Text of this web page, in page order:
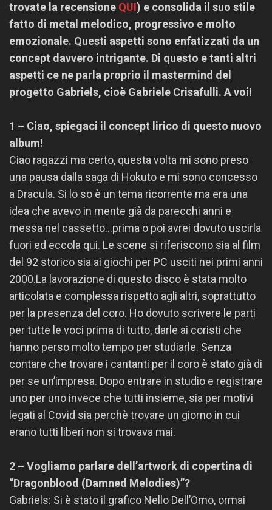
trovate la recensione QUI) e consolida il suo stile
fatto di metal melodico, progressivo e molto
emozionale. Questi aspetti sono enfatizzati da un
concept davvero intrigante. Di questo e tanti altri
aspetti ce ne parla proprio il mastermind del
progetto Gabriels, cioè Gabriele Crisafulli. A voi!
1 – Ciao, spiegaci il concept lirico di questo nuovo
album!
Ciao ragazzi ma certo, questa volta mi sono preso
una pausa dalla saga di Hokuto e mi sono concesso
a Dracula. Si lo so è un tema ricorrente ma era una
idea che avevo in mente già da parecchi anni e
messa nel cassetto…prima o poi avrei dovuto uscirla
fuori ed eccola qui. Le scene si riferiscono sia al film
del 92 storico sia ai giochi per PC usciti nei primi anni
2000.La lavorazione di questo disco è stata molto
articolata e complessa rispetto agli altri, soprattutto
per la presenza del coro. Ho dovuto scrivere le parti
per tutte le voci prima di tutto, darle ai coristi che
hanno perso molto tempo per studiarle. Senza
contare che trovare i cantanti per il coro è stato già di
per se un’impresa. Dopo entrare in studio e registrare
uno per uno invece che tutti insieme, sia per motivi
legati al Covid sia perchè trovare un giorno in cui
erano tutti liberi non si trovava mai.
2 – Vogliamo parlare dell’artwork di copertina di
“Dragonblood (Damned Melodies)”?
Gabriels: Si è stato il grafico Nello Dell’Omo, ormai